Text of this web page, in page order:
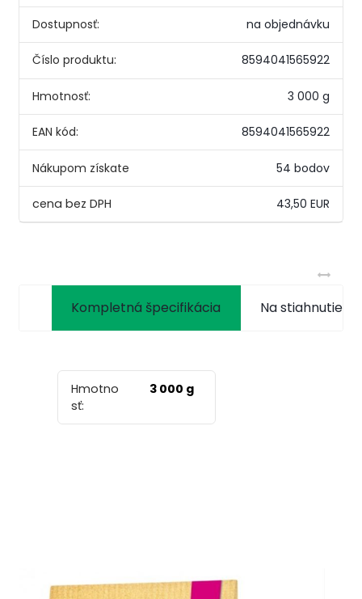
Dostupnosť: na objednávku
Číslo produktu: 8594041565922
Hmotnosť: 3 000 g
EAN kód: 8594041565922
Nákupom získate 54 bodov
43,50 EUR
Kompletná špecifikácia Na stiahnutie
Hmotno
sť:
3 000 g